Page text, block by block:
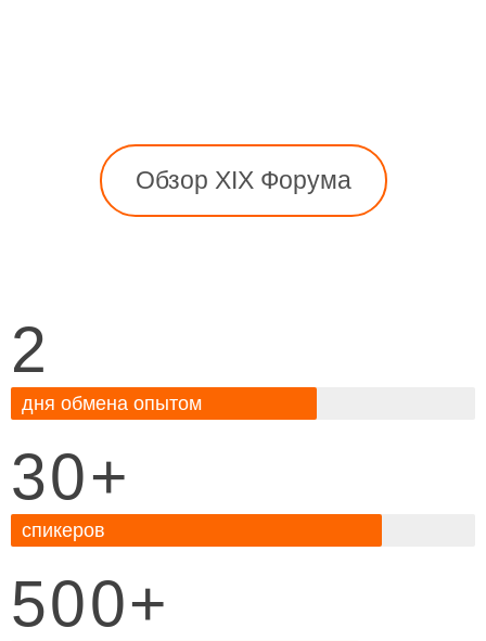
Обзор XIX Форума
2
дня обмена опытом
30+
спикеров
500+